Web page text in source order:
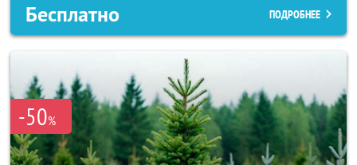
Бесплатно ПОДРОБНЕЕ
-50%